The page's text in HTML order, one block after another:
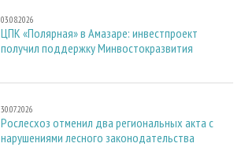
03.08.2026
ЦПК «Полярная» в Амазаре: инвестпроект
получил поддержку Минвостокразвития
30.07.2026
Рослесхоз отменил два региональных акта с
нарушениями лесного законодательства